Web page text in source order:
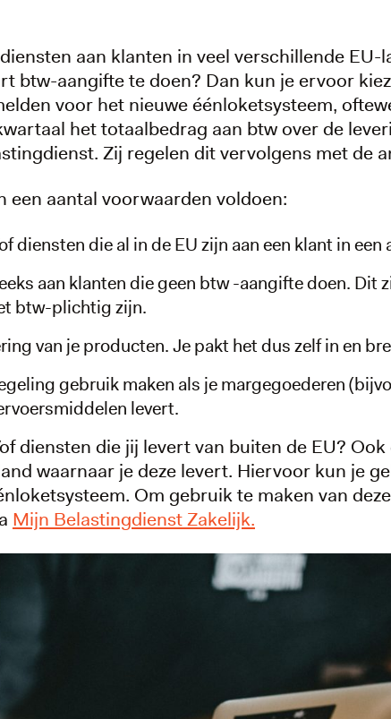
aan klanten in veel verschillende EU-
btw-aangifte te doen? Dan kun je ervoor
voor het nieuwe éénloketsysteem,
het totaalbedrag aan btw over de
Zij regelen dit vervolgens met de
een aantal voorwaarden voldoen:
diensten die al in de EU zijn aan een klant in een
aan klanten die geen btw -aangifte doen. Dit
btw-plichtig zijn.
van je producten. Je pakt het dus zelf in en
gebruik maken als je margegoederen
levert.
diensten die jij levert van buiten de EU?
waarnaar je deze levert. Hiervoor kun je
Om gebruik te maken van
Mijn Belastingdienst Zakelijk.